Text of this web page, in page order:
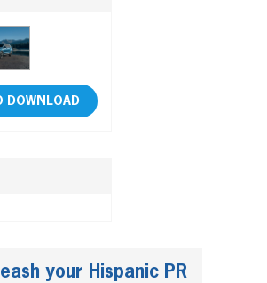
DOWNLOAD
your Hispanic PR